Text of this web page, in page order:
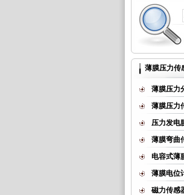
薄膜压力传
薄膜压力
薄膜压力
压力发电
薄膜弯曲
电容式薄
薄膜电位
磁力传感